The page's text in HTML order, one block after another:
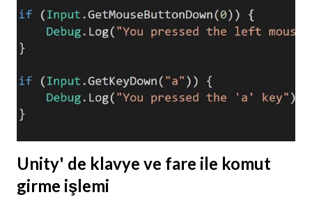
Unity' de klavye ve fare ile komut
girme işlemi